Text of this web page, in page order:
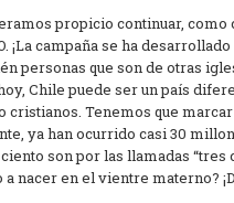
propicio continuar,
¡La campaña se ha
personas que son de otras
Chile puede ser un país
cristianos. Tenemos que
ya han ocurrido casi 30
son por las llamadas
nacer en el vientre materno?